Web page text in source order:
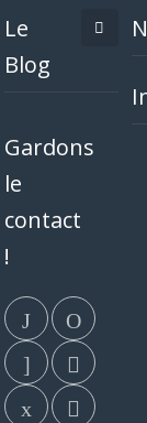
Le
Blog
Gardons
le
contact
!